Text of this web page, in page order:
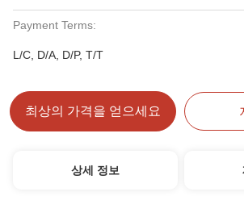
Payment Terms:
L/C, D/A, D/P, T/T
최상의 가격을 얻으세요
상세 정보